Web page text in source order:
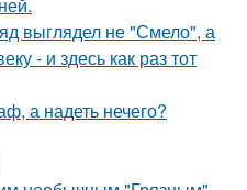
выглядел не "Смело", а
- и здесь как раз тот
а надеть нечего?